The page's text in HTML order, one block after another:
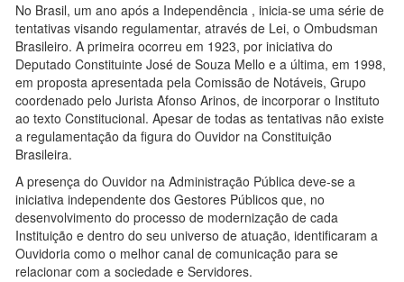
No Brasil, um ano após a Independência , inicia-se uma série de
tentativas visando regulamentar, através de Lei, o Ombudsman
Brasileiro. A primeira ocorreu em 1923, por iniciativa do
Deputado Constituinte José de Souza Mello e a última, em 1998,
em proposta apresentada pela Comissão de Notáveis, Grupo
coordenado pelo Jurista Afonso Arinos, de incorporar o Instituto
ao texto Constitucional. Apesar de todas as tentativas não existe
a regulamentação da figura do Ouvidor na Constituição
Brasileira.
A presença do Ouvidor na Administração Pública deve-se a
iniciativa independente dos Gestores Públicos que, no
desenvolvimento do processo de modernização de cada
Instituição e dentro do seu universo de atuação, identificaram a
Ouvidoria como o melhor canal de comunicação para se
relacionar com a sociedade e Servidores.